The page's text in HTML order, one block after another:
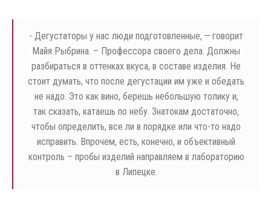
- Дегустаторы у нас люди подготовленные, — говорит
Майя Рыбрина. – Профессора своего дела. Должны
разбираться в оттенках вкуса, в составе изделия. Не
стоит думать, что после дегустации им уже и обедать
не надо. Это как вино, берешь небольшую толику и,
так сказать, катаешь по небу. Знатокам достаточно,
чтобы определить, все ли в порядке или что-то надо
исправить. Впрочем, есть, конечно, и объективный
контроль – пробы изделий направляем в лабораторию
в Липецке.